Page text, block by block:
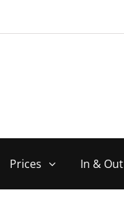
Prices In & Out